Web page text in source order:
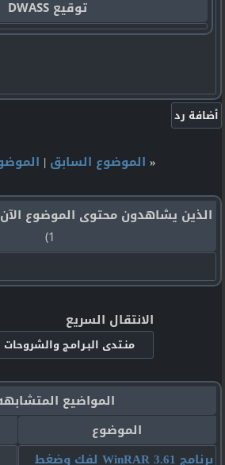
توقيع DWASS
« الموضوع السابق |
الذين يشاهدون محتوى الموضوع الآن
1)
الانتقال السريع
المواضيع
الموضوع
برنامج WinRAR 3.61 لفك وضغط